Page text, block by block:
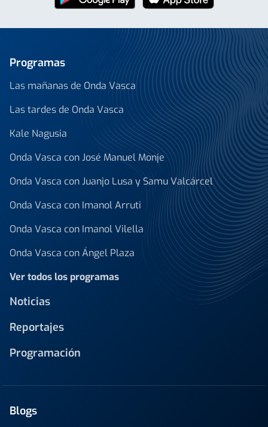
Programas
Las mañanas de Onda Vasca
Las tardes de Onda Vasca
Kale Nagusia
Onda Vasca con José Manuel Monje
Onda Vasca con Juanjo Lusa y Samu Valcárcel
Onda Vasca con Imanol Arruti
Onda Vasca con Imanol Vilella
Onda Vasca con Ángel Plaza
Ver todos los programas
Noticias
Reportajes
Programación
Blogs